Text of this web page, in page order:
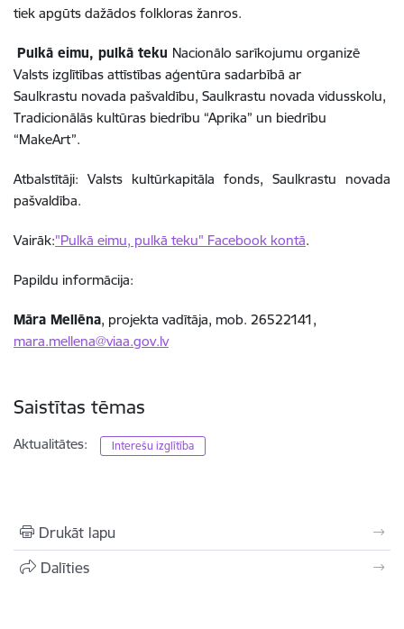
tiek apgūts dažādos folkloras žanros.
Pulkā eimu, pulkā teku Nacionālo sarīkojumu organizē
Valsts izglītības attīstības aģentūra sadarbībā ar
Saulkrastu novada pašvaldību, Saulkrastu novada vidusskolu,
Tradicionālās kultūras biedrību “Aprika” un biedrību
“MakeArt”.
Atbalstītāji: Valsts kultūrkapitāla fonds, Saulkrastu novada
pašvaldība.
Vairāk:"Pulkā eimu, pulkā teku" Facebook kontā.
Papildu informācija:
Māra Mellēna, projekta vadītāja, mob. 26522141,
mara.mellena@viaa.gov.lv
Saistītas tēmas
Aktualitātes: Interešu izglītība
Drukāt lapu
Dalīties